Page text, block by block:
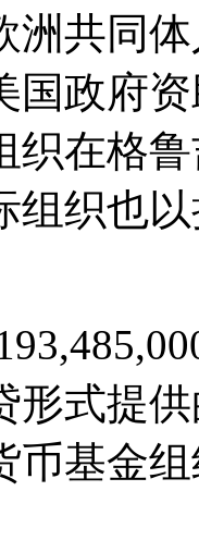
洲共同
国政府
织在格
组织也
形式提
币基金